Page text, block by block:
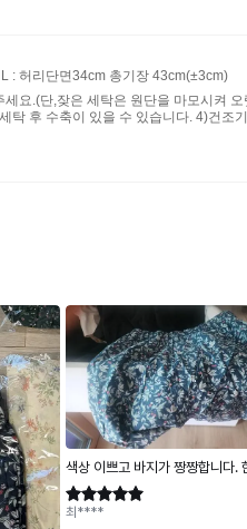
: 허리단면34cm 총기장 43cm(±3cm)
요.(단,잦은 세탁은 원단을 마모시켜
탁 후 수축이 있을 수 있습니다. 4)건조